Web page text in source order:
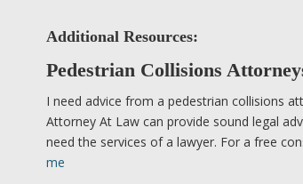
Additional Resources:
Pedestrian Collisions
I need advice from a pedestrian collisions
Attorney At Law can provide sound legal
need the services of a lawyer. For a free
me